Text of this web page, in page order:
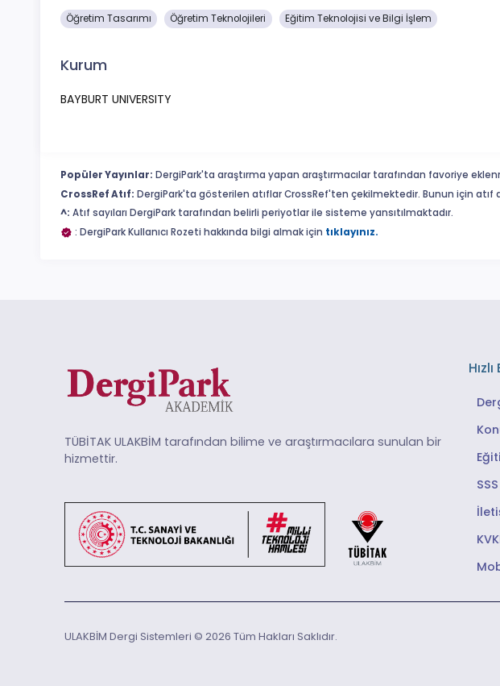
Öğretim Tasarımı Öğretim Teknolojileri Eğitim Teknolojisi ve Bilgi İşlem
Kurum
BAYBURT UNIVERSITY
Popüler Yayınlar: DergiPark'ta araştırma yapan araştırmacılar tarafından favoriye
CrossRef Atıf: DergiPark'ta gösterilen atıflar CrossRef'ten çekilmektedir. Bunun için atıf
^: Atıf sayıları DergiPark tarafından belirli periyotlar ile sisteme yansıtılmaktadır.
: DergiPark Kullanıcı Rozeti hakkında bilgi almak için tıklayınız.
TÜBİTAK ULAKBİM tarafından bilime ve araştırmacılara sunulan bir
hizmettir.
SSS
ULAKBİM Dergi Sistemleri © 2026 Tüm Hakları Saklıdır.